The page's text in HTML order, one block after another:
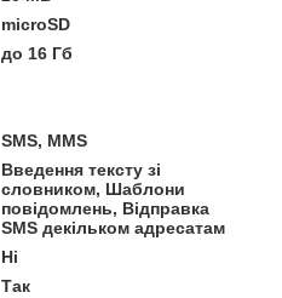
microSD
до 16 Гб
SMS, MMS
Введення тексту зі
словником, Шаблони
повідомлень, Відправка
SMS декільком адресатам
Ні
Так